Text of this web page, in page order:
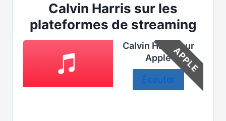
Calvin Harris sur les
plateformes de streaming
APPLE
Calvin Harris sur
Apple
Écouter